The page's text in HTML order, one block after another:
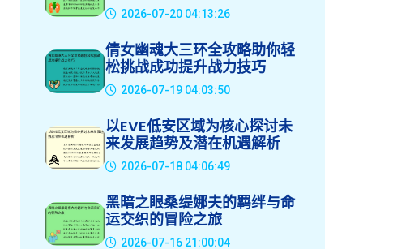
2026-07-20 04:13:26
倩女幽魂大三环全攻略助你轻
松挑战成功提升战力技巧
2026-07-19 04:03:50
以EVE低安区域为核心探讨未
来发展趋势及潜在机遇解析
2026-07-18 04:06:49
黑暗之眼桑缇娜夫的羁绊与命
运交织的冒险之旅
2026-07-16 21:00:04